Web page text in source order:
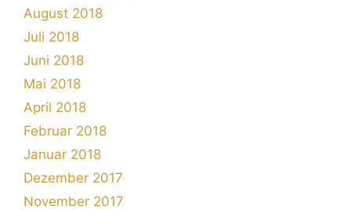
August 2018
Juli 2018
Juni 2018
Mai 2018
April 2018
Februar 2018
Januar 2018
Dezember 2017
November 2017